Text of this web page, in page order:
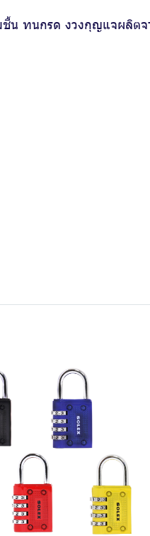
ทนกรด งวงกุญแจผลิตจ